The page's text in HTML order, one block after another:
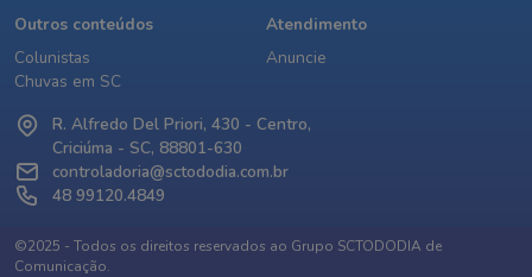
Outros conteúdos
Colunistas
Chuvas em SC
Atendimento
Anuncie
R. Alfredo Del Priori, 430 - Centro,
Criciúma - SC, 88801-630
controladoria@sctododia.com.br
48 99120.4849
©2025 - Todos os direitos reservados ao Grupo SCTODODIA de
Comunicação.